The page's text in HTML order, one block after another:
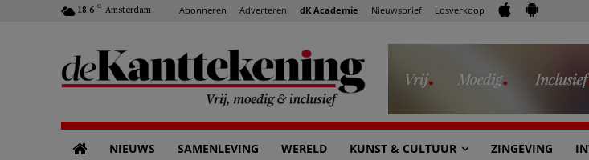
18.6 C Amsterdam Abonneren Adverteren dK Academie Nieuwsbrief Losverkoop
NIEUWS SAMENLEVING WERELD KUNST & CULTUUR ZINGEVING